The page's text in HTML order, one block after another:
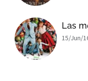
Las
15/Jun/